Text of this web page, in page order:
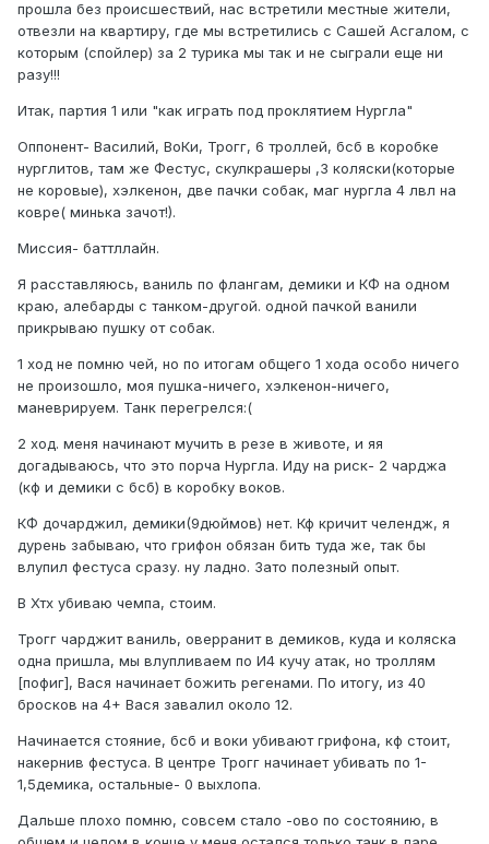
прошла без происшествий, нас встретили местные жители,
отвезли на квартиру, где мы встретились с Сашей Асгалом, с
которым (спойлер) за 2 турика мы так и не сыграли еще ни
разу!!!
Итак, партия 1 или "как играть под проклятием Нургла"
Оппонент- Василий, ВоКи, Трогг, 6 троллей, бсб в коробке
нурглитов, там же Фестус, скулкрашеры ,3 коляски(которые
не коровые), хэлкенон, две пачки собак, маг нургла 4 лвл на
ковре( минька зачот!).
Миссия- баттллайн.
Я расставляюсь, ваниль по флангам, демики и КФ на одном
краю, алебарды с танком-другой. одной пачкой ванили
прикрываю пушку от собак.
1 ход не помню чей, но по итогам общего 1 хода особо ничего
не произошло, моя пушка-ничего, хэлкенон-ничего,
маневрируем. Танк перегрелся:(
2 ход. меня начинают мучить в резе в животе, и яя
догадываюсь, что это порча Нургла. Иду на риск- 2 чарджа
(кф и демики с бсб) в коробку воков.
КФ дочарджил, демики(9дюймов) нет. Кф кричит челендж, я
дурень забываю, что грифон обязан бить туда же, так бы
влупил фестуса сразу. ну ладно. Зато полезный опыт.
В Хтх убиваю чемпа, стоим.
Трогг чарджит ваниль, оверранит в демиков, куда и коляска
одна пришла, мы влупливаем по И4 кучу атак, но троллям
[пофиг], Вася начинает божить регенами. По итогу, из 40
бросков на 4+ Вася завалил около 12.
Начинается стояние, бсб и воки убивают грифона, кф стоит,
накернив фестуса. В центре Трогг начинает убивать по 1-
1,5демика, остальные- 0 выхлопа.
Дальше плохо помню, совсем стало -ово по состоянию, в